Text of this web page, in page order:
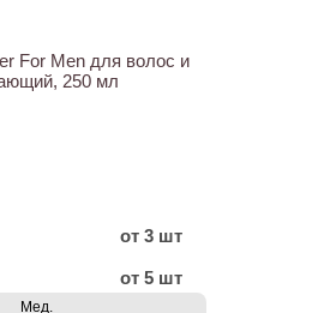
For Men для волос и
250 мл
от 3 шт
от 5 шт
Мед.